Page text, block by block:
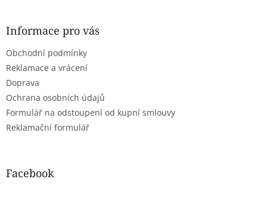
Informace pro vás
Obchodní podmínky
Reklamace a vrácení
Doprava
Ochrana osobních údajů
Formulář na odstoupení od kupní smlouvy
Reklamační formulář
Facebook